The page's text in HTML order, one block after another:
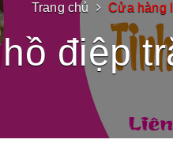
Trang chủ Cửa hàng
điệp